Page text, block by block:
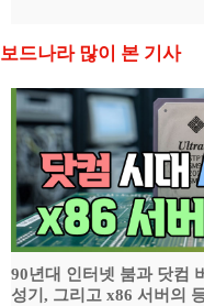
보드나라 많이 본 기사
90년대 인터넷 붐과 닷컴
성기, 그리고 x86 서버의